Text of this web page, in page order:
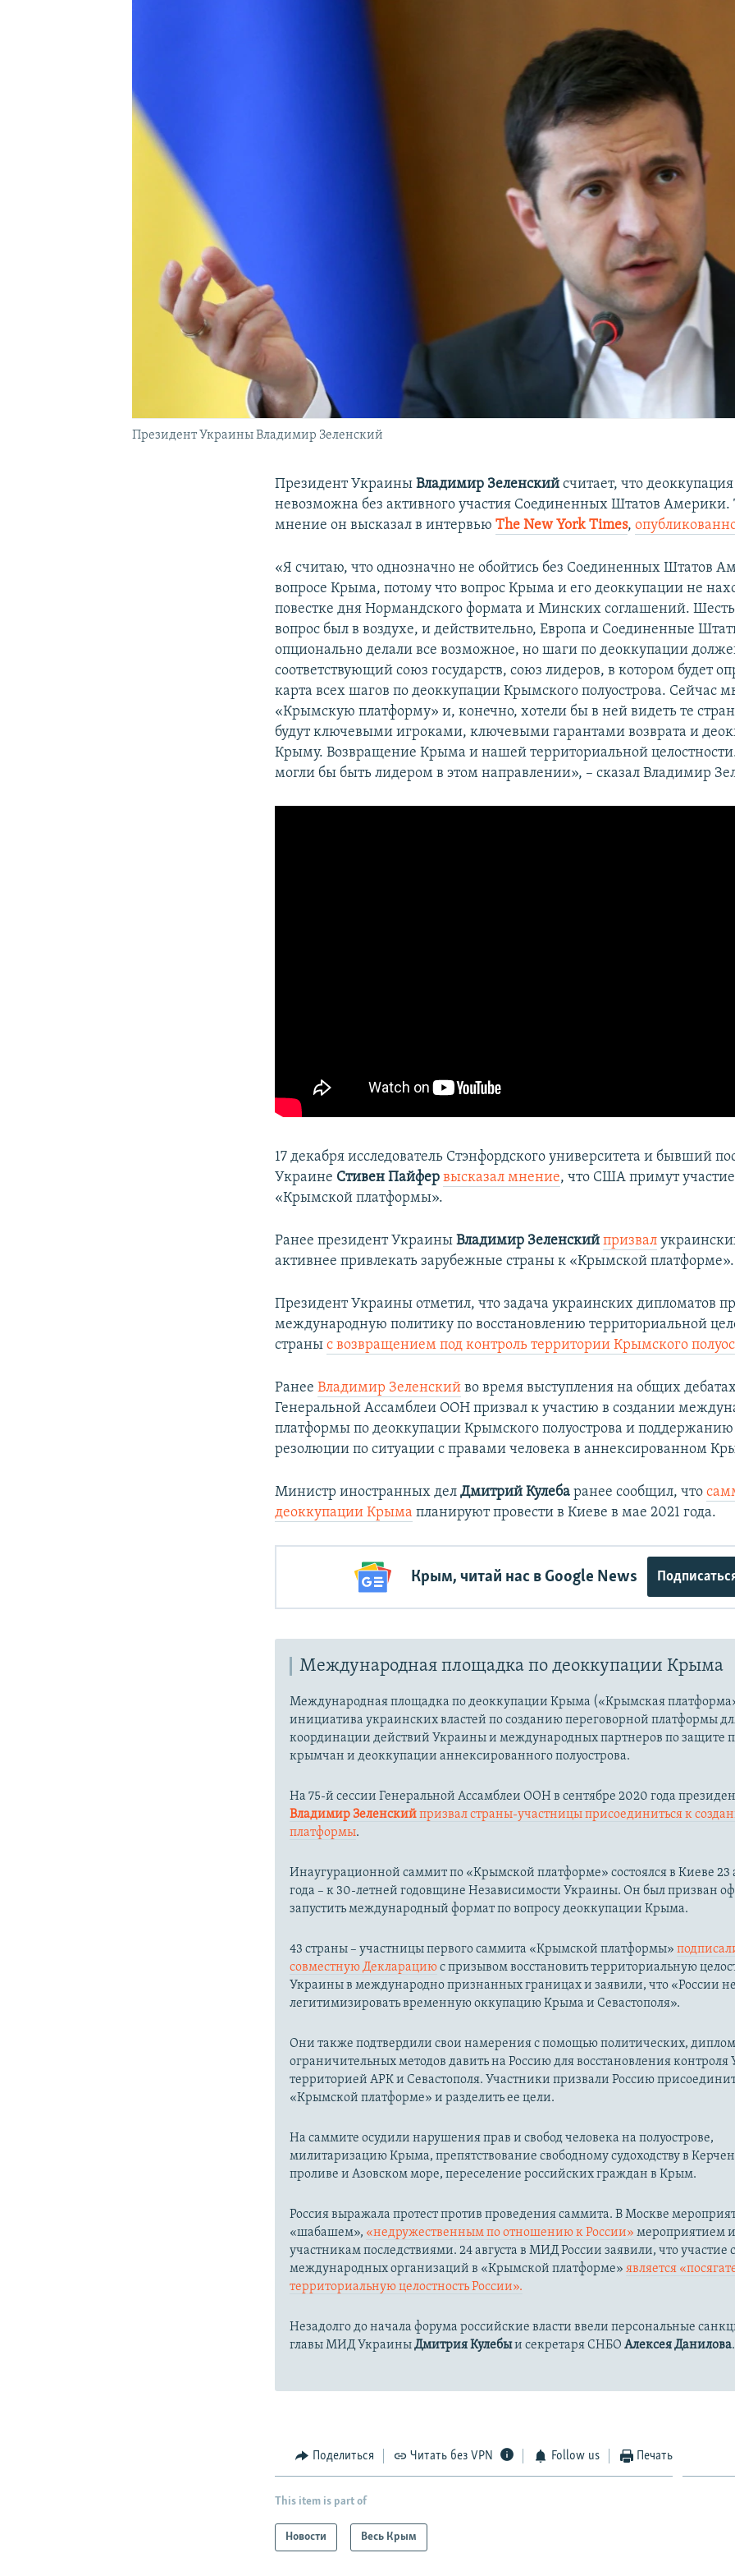
УКРАИНСКАЯ ПРОБЛЕМА КРЫМА
Президент Украины Владимир Зеленский
Президент УкраиныВладимир Зеленский считает, что
невозможна без активного участия Соединенных Штатов Америки.
мнение он высказал в интервьюThe New York Times,
«Я считаю, что однозначно не обойтись без Соединенных Штатов
вопросе Крыма, потому что вопрос Крыма и его деоккупации не
повестке дня Нормандского формата и Минских соглашений. Шесть
вопрос был в воздухе, и действительно, Европа и Соединенные
опционально делали все возможное, но шаги по деоккупации
соответствующий союз государств, союз лидеров, в котором будет
карта всех шагов по деоккупации Крымского полуострова. Сейчас
«Крымскую платформу» и, конечно, хотели бы в ней видеть те
будут ключевыми игроками, ключевыми гарантами возврата и
Крыму. Возвращение Крыма и нашей территориальной
могли бы быть лидером в этом направлении», – сказал Владимир
17 декабря исследователь Стэнфордского университета и бывший
Украине Стивен Пайфервысказал мнение, что США примут участие
«Крымской платформы».
Ранее президент УкраиныВладимир Зеленский призвал
активнее привлекать зарубежные страны к «Крымской платформе».
Президент Украины отметил, что задача украинских дипломатов
международную политику по восстановлению территориальной
страныс возвращением под контроль территории Крымского
РанееВладимир Зеленский во время выступления на общих
Генеральной Ассамблеи ООН призвал к участию в создании
платформы по деоккупации Крымского полуострова и
резолюции по ситуации с правами человека в аннексированном
Министр иностранных делДмитрий Кулебаранее сообщил, что
деоккупации Крыма планируют провести в Киеве в мае 2021 года.
Крым, читай нас в Google News
Международная площадка по деоккупации Крыма
Международная площадка по деоккупации Крыма («Крымская
инициатива украинских властей по созданию переговорной платформы
координации действий Украины и международных партнеров по защите
крымчан и деоккупации аннексированного полуострова.
На 75-й сессии Генеральной Ассамблеи ООН в сентябре 2020 года
Владимир Зеленскийпризвал страны-участницы присоединиться к
платформы.
Инаугурационной саммит по «Крымской платформе» состоялся в Киеве 23
года – к 30-летней годовщине Независимости Украины. Он был призван
запустить международный формат по вопросу деоккупации Крыма.
43 страны – участницы первого саммита «Крымской платформы»
совместную Декларациюс призывом восстановить территориальную
Украины в международно признанных границах и заявили, что «России не
легитимизировать временную оккупацию Крыма и Севастополя».
Они также подтвердили свои намерения с помощью политических,
ограничительных методов давить на Россию для восстановления
территорией АРК и Севастополя. Участники призвали Россию
«Крымской платформе» и разделить ее цели.
На саммите осудили нарушения прав и свобод человека на полуострове,
милитаризацию Крыма, препятствование свободному судоходству в
проливе и Азовском море, переселение российских граждан в Крым.
Россия выражала протест против проведения саммита. В Москве
«шабашем», «недружественным по отношению к России» мероприятием и
участникам последствиями. 24 августа в МИД России заявили, что участие
международных организаций в «Крымской платформе»является
территориальную целостность России».
Незадолго до начала форума российские власти ввели персональные
главы МИД УкраиныДмитрия Кулебыи секретаря СНБОАлексея Данилова.
Поделиться Читать без VPN Follow us Печать
This item is part of
Новости Весь Крым